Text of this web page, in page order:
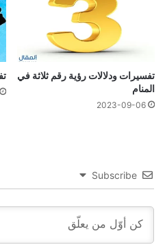
تفسيرات ودلالات رؤية رقم ثلاثة في
المنام
2023-09-06
Subscribe